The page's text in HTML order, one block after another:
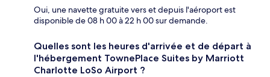
Oui, une navette gratuite vers et depuis l'aéroport est
disponible de 08 h 00 à 22 h 00 sur demande.
Quelles sont les heures d'arrivée et de départ à
l'hébergement TownePlace Suites by Marriott
Charlotte LoSo Airport ?